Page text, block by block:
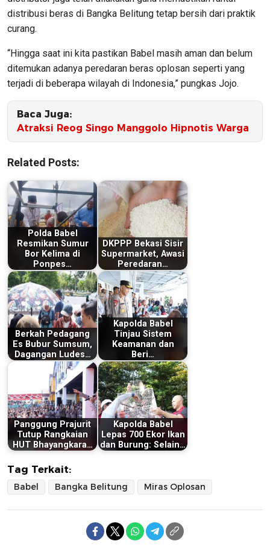
distribusi beras di Bangka Belitung tetap bersih dari praktik
curang.
“Hingga saat ini kita pastikan Babel masih aman dan belum
ditemukan adanya peredaran beras oplosan seperti yang
terjadi di beberapa wilayah di Indonesia,” pungkas Jojo.
Baca Juga:
Atraksi Reog Singo Manggolo Hipnotis Warga
Related Posts:
Polda Babel
Resmikan Sumur
Bor Kelima di
Ponpes…
DKPPP Bekasi Sisir
Supermarket, Awasi
Peredaran…
Berkah Pedagang
Es Bubur Sumsum,
Dagangan Ludes…
Kapolda Babel
Tinjau Sistem
Keamanan dan
Beri…
Panggung Prajurit
Tutup Rangkaian
HUT Bhayangkara…
Kapolda Babel
Lepas 700 Ekor Ikan
dan Burung: Selain…
Tag Terkait:
Babel Bangka Belitung Miras Oplosan